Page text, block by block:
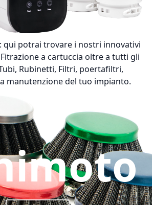
qui potrai trovare i nostri innovativi
a cartuccia oltre a tutti gli
Rubinetti, Filtri, poertafiltri,
manutenzione del tuo impianto.